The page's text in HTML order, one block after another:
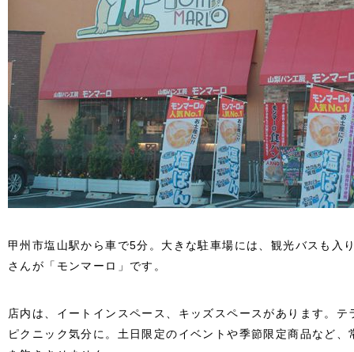
甲州市塩山駅から車で5分。大きな駐車場には、観光バスも入
さんが「モンマーロ」です。
店内は、イートインスペース、キッズスペースがあります。
ピクニック気分に。土日限定のイベントや季節限定商品など